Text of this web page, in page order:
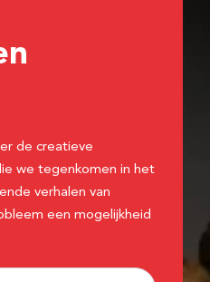
de creatieve
we tegenkomen in het
verhalen van
een mogelijkheid